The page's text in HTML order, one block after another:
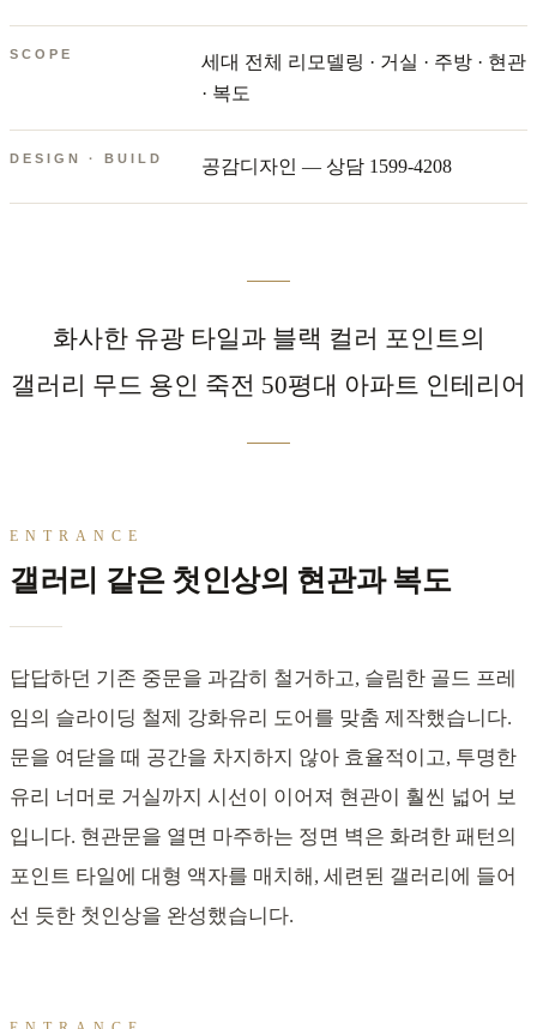
SCOPE
세대 전체 리모델링 · 거실 · 주방 · 현관
· 복도
DESIGN · BUILD 공감디자인 — 상담 1599-4208
화사한 유광 타일과 블랙 컬러 포인트의
갤러리 무드 용인 죽전 50평대 아파트 인테리어
ENTRANCE
갤러리 같은 첫인상의 현관과 복도
답답하던 기존 중문을 과감히 철거하고, 슬림한 골드 프레
임의 슬라이딩 철제 강화유리 도어를 맞춤 제작했습니다.
문을 여닫을 때 공간을 차지하지 않아 효율적이고, 투명한
유리 너머로 거실까지 시선이 이어져 현관이 훨씬 넓어 보
입니다. 현관문을 열면 마주하는 정면 벽은 화려한 패턴의
포인트 타일에 대형 액자를 매치해, 세련된 갤러리에 들어
선 듯한 첫인상을 완성했습니다.